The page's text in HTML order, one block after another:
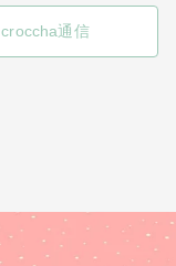
croccha通信